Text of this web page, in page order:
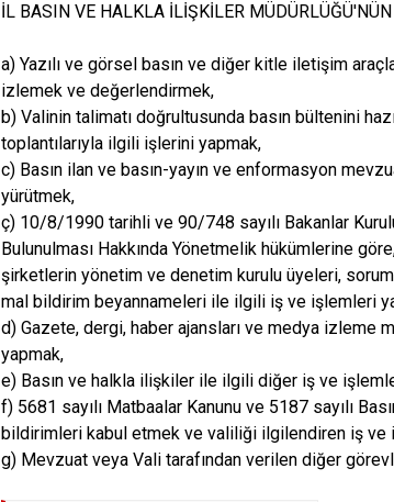
İL BASIN VE HALKLA İLİŞKİLER MÜDÜRLÜĞÜ'NÜN
a) Yazılı ve görsel basın ve diğer kitle iletişim
izlemek ve değerlendirmek,
b) Valinin talimatı doğrultusunda basın bültenini
toplantılarıyla ilgili işlerini yapmak,
c) Basın ilan ve basın-yayın ve enformasyon
yürütmek,
ç) 10/8/1990 tarihli ve 90/748 sayılı Bakanlar
Bulunulması Hakkında Yönetmelik hükümlerine
şirketlerin yönetim ve denetim kurulu üyeleri,
mal bildirim beyannameleri ile ilgili iş ve işlemleri
d) Gazete, dergi, haber ajansları ve medya
yapmak,
e) Basın ve halkla ilişkiler ile ilgili diğer iş ve
f) 5681 sayılı Matbaalar Kanunu ve 5187 sayılı
bildirimleri kabul etmek ve valiliği ilgilendiren iş ve
g) Mevzuat veya Vali tarafından verilen diğer